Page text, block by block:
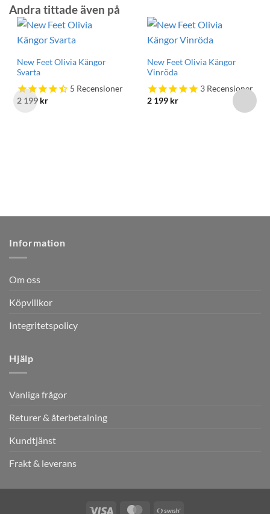
Andra tittade även på
New Feet Olivia Kängor
Svarta
5 Recensioner
2 199 kr
New Feet Olivia Kängor
Vinröda
3 Recensioner
2 199 kr
Information
Om oss
Köpvillkor
Integritetspolicy
Hjälp
Vanliga frågor
Returer & återbetalning
Kundtjänst
Frakt & leverans
Visa MasterCard